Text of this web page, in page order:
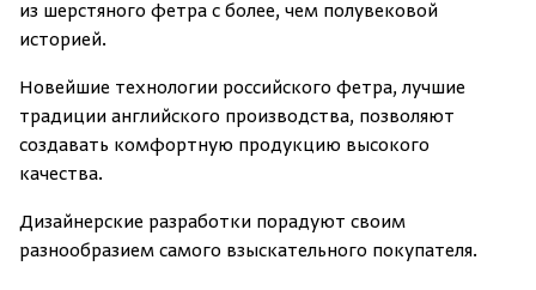
из шерстяного фетра с более, чем полувековой
историей.
Новейшие технологии российского фетра, лучшие
традиции английского производства, позволяют
создавать комфортную продукцию высокого
качества.
Дизайнерские разработки порадуют своим
разнообразием самого взыскательного покупателя.